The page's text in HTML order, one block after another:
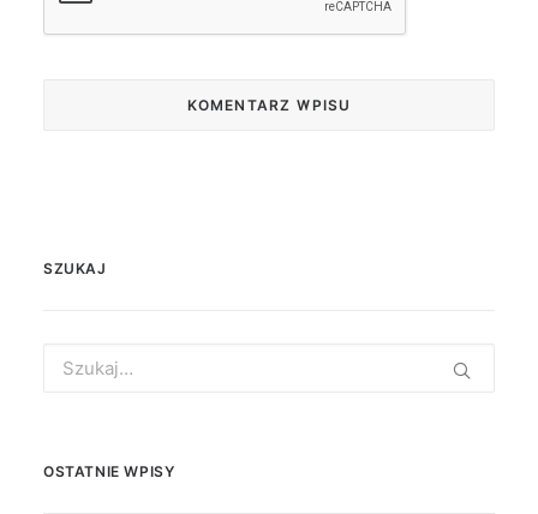
SZUKAJ
for:
OSTATNIE WPISY